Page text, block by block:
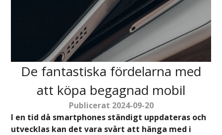
De fantastiska fördelarna med
att köpa begagnad mobil
Publicerat 2024-09-20
I en tid då smartphones ständigt uppdateras och
utvecklas kan det vara svårt att hänga med i